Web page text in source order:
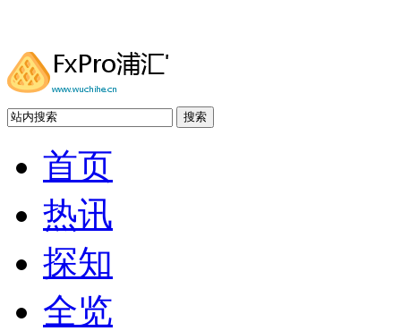
搜索
首页
热讯
探知
全览